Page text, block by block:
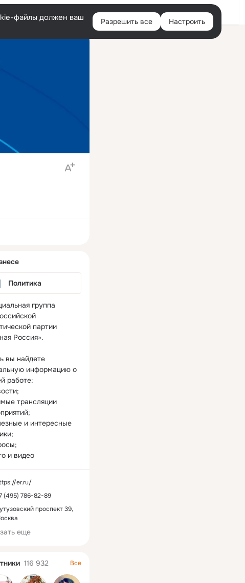
Войти
файлы должен ваш
Разрешить все Настроить
Политика
группа
партии
Россия».
вы найдете
информацию о
работе:
трансляции
и интересные
и видео
er.ru/
(495) 786-82-89
проспект 39,
еще
116 932 Все